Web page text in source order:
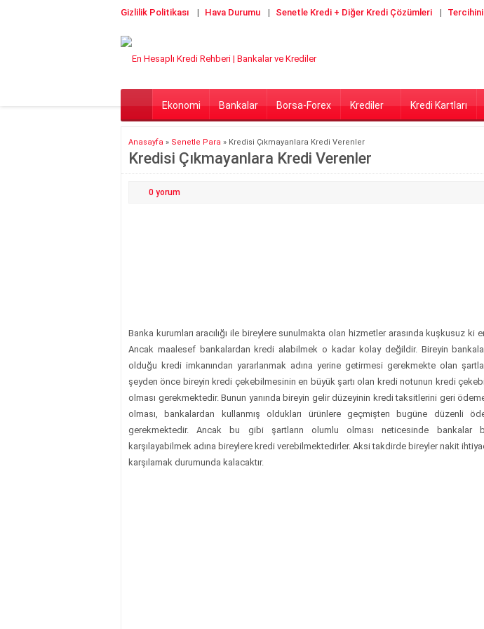
Gizlilik Politikası Hava Durumu Senetle Kredi + Diğer Kredi Çözümleri
Ekonomi Bankalar Borsa-Forex Krediler Kredi Kartları
Anasayfa » Senetle Para » Kredisi Çıkmayanlara Kredi Verenler
Kredisi Çıkmayanlara Kredi Verenler
0 yorum
Banka kurumları aracılığı ile bireylere sunulmakta olan hizmetler arasında kuşkusuz ki
Ancak maalesef bankalardan kredi alabilmek o kadar kolay değildir. Bireyin
olduğu kredi imkanından yararlanmak adına yerine getirmesi gerekmekte olan
şeyden önce bireyin kredi çekebilmesinin en büyük şartı olan kredi notunun kredi
olması gerekmektedir. Bunun yanında bireyin gelir düzeyinin kredi taksitlerini geri
olması, bankalardan kullanmış oldukları ürünlere geçmişten bugüne düzenli
gerekmektedir.Ancak bu gibi şartların olumlu olması neticesinde bankalar
karşılayabilmek adına bireylere kredi verebilmektedirler. Aksi takdirde bireyler nakit
karşılamak durumunda kalacaktır.